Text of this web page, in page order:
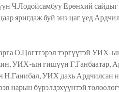
Ч.Лодойсамбуу Ерөнхий сайдыг
яригдаж буй энэ цаг үед
О.Цогтгэрэл тэргүүтэй УИХ-
УИХ-ын гишүүн Г.Ганбаатар,
Н.Ганибал, УИХ дахь Ардчилсан
нарын бүрэлдэхүүнтэй